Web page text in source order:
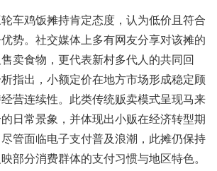
车鸡饭摊持肯定态度，认为低价且符合
势。社交媒体上多有网友分享对该摊的
卖食物，更代表新村多代人的共同回
指出，小额定价在地方市场形成稳定顾
营连续性。此类传统贩卖模式呈现马来
日常景象，并体现出小贩在经济转型期
管面临电子支付普及浪潮，此摊仍保持
部分消费群体的支付习惯与地区特色。